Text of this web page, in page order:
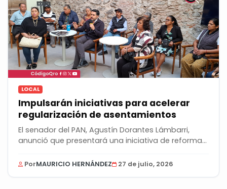
LOCAL
Impulsarán iniciativas para acelerar
regularización de asentamientos
El senador del PAN, Agustín Dorantes Lámbarri,
anunció que presentará una iniciativa de reforma...
PorMAURICIO HERNÁNDEZ 27 de julio, 2026